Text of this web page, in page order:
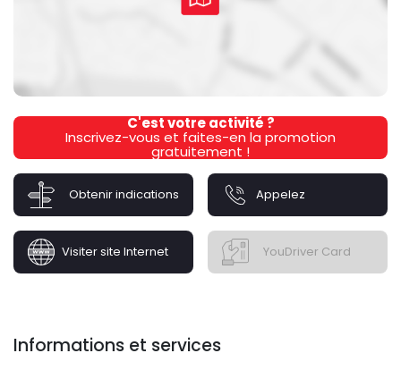
C'est votre activité ?
Inscrivez-vous et faites-en la promotion
gratuitement !
Obtenir indications Appelez
Visiter site Internet YouDriver Card
Informations et services